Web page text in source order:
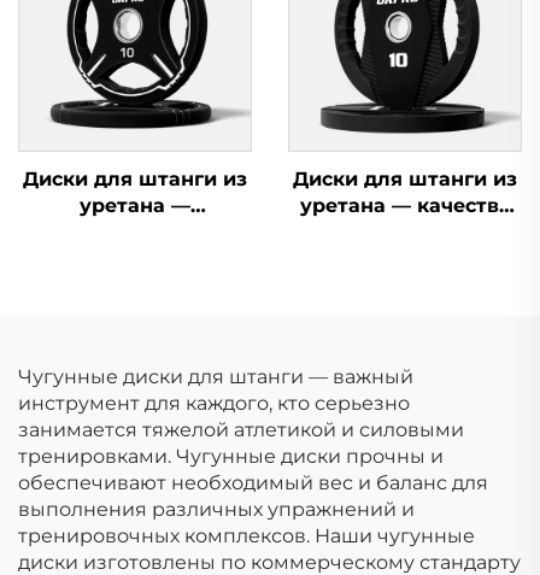
Диски для штанги из
уретана —
Диски для штанги из
уретана — качество
Чугунные диски для штанги — важный
инструмент для каждого, кто серьезно
занимается тяжелой атлетикой и силовыми
тренировками. Чугунные диски прочны и
обеспечивают необходимый вес и баланс для
выполнения различных упражнений и
тренировочных комплексов. Наши чугунные
диски изготовлены по коммерческому стандарту